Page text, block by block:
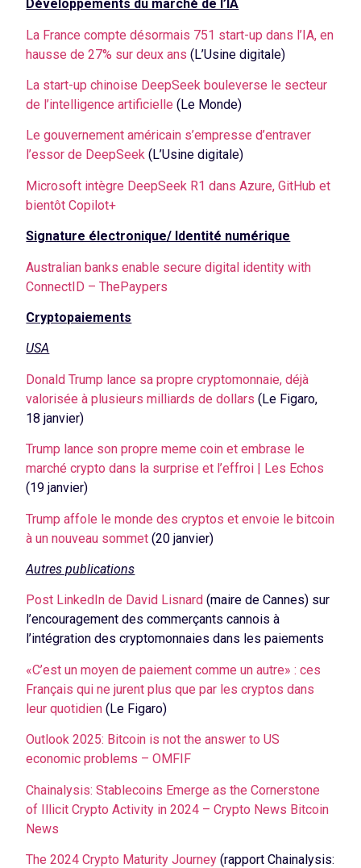
Développements du marché de l’IA
La France compte désormais 751 start-up dans l’IA, en
hausse de 27% sur deux ans (L’Usine digitale)
La start-up chinoise DeepSeek bouleverse le secteur
de l’intelligence artificielle (Le Monde)
Le gouvernement américain s’empresse d’entraver
l’essor de DeepSeek (L’Usine digitale)
Microsoft intègre DeepSeek R1 dans Azure, GitHub et
bientôt Copilot+
Signature électronique/ Identité numérique
Australian banks enable secure digital identity with
ConnectID – ThePaypers
Cryptopaiements
USA
Donald Trump lance sa propre cryptomonnaie, déjà
valorisée à plusieurs milliards de dollars (Le Figaro,
18 janvier)
Trump lance son propre meme coin et embrase le
marché crypto dans la surprise et l’effroi | Les Echos
(19 janvier)
Trump affole le monde des cryptos et envoie le bitcoin
à un nouveau sommet (20 janvier)
Autres publications
Post LinkedIn de David Lisnard (maire de Cannes) sur
l’encouragement des commerçants cannois à
l’intégration des cryptomonnaies dans les paiements
«C’est un moyen de paiement comme un autre» : ces
Français qui ne jurent plus que par les cryptos dans
leur quotidien (Le Figaro)
Outlook 2025: Bitcoin is not the answer to US
economic problems – OMFIF
Chainalysis: Stablecoins Emerge as the Cornerstone
of Illicit Crypto Activity in 2024 – Crypto News Bitcoin
News
The 2024 Crypto Maturity Journey (rapport Chainalysis: